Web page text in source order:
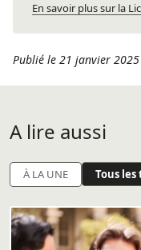
En savoir plus sur la
Publié le 21 janvier 2025
A lire aussi
À LA UNE Tous les